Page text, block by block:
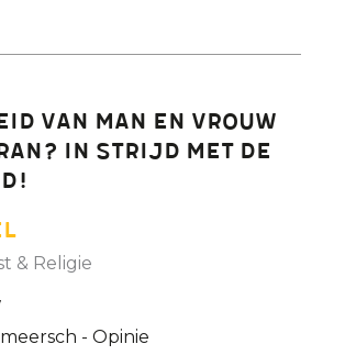
'essentie
van man en vrouw
In strijd met de
& Religie
- Opinie